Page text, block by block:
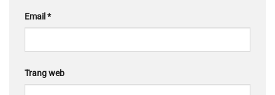
Email *
Trang web